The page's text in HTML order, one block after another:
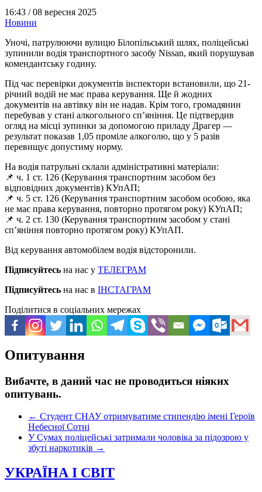
16:43 /08 вересня 2025
Новини
Уночі, патрулюючи вулицю Білопільський шлях, поліцейські
зупинили водія транспортного засобу Nissan, який порушував
комендантську годину.
Під час перевірки документів інспектори встановили, що 21-
річний водій не має права керування. Ще й жодних
документів на автівку він не надав. Крім того, громадянин
перебував у стані алкогольного сп’яніння. Це підтвердив
огляд на місці зупинки за допомогою приладу Драгер —
результат показав 1,05 проміле алкоголю, що у 5 разів
перевищує допустиму норму.
На водія патрульні склали адміністративні матеріали:
📌 ч. 1 ст. 126 (Керування транспортним засобом без
відповідних документів) КУпАП;
📌 ч. 5 ст. 126 (Керування транспортним засобом особою, яка
не має права керування, повторно протягом року) КУпАП;
📌 ч. 2 ст. 130 (Керування транспортним засобом у стані
сп’яніння повторно протягом року) КУпАП.
Від керування автомобілем водія відсторонили.
Підписуйтесь на нас у ТЕЛЕГРАМ
Підписуйтесь на нас в ІНСТАГРАМ
Поділитися в соціальних мережах
Опитування
Вибачте, в даний час не проводиться ніяких
опитувань.
← Студент СНАУ отримуватиме стипендію імені Героїв
Небесної Сотні
У Сумах поліцейські затримали чоловіка за підозрою у
збуті наркотиків →
УКРАЇНА І СВІТ